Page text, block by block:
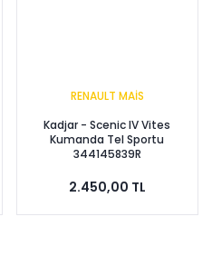
RENAULT MAİS
Kadjar - Scenic IV Vites
Kumanda Tel Sportu
344145839R
2.450,00 TL